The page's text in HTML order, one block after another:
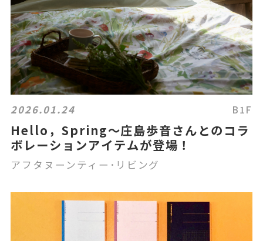
2026.01.24 B1F
Hello，Spring～庄島歩音さんとのコラ
ボレーションアイテムが登場！
アフタヌーンティー･リビング